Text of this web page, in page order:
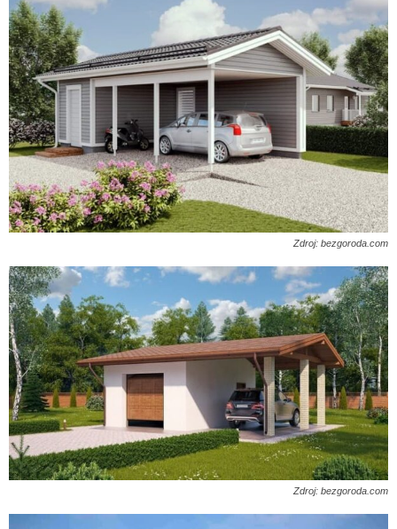
Zdroj: bezgoroda.com
Zdroj: bezgoroda.com